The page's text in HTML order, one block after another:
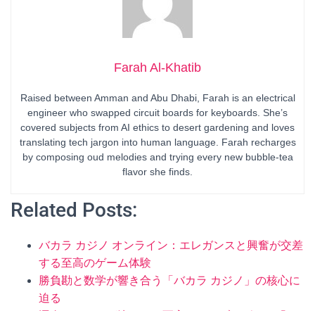
Farah Al-Khatib
Raised between Amman and Abu Dhabi, Farah is an electrical
engineer who swapped circuit boards for keyboards. She’s
covered subjects from AI ethics to desert gardening and loves
translating tech jargon into human language. Farah recharges
by composing oud melodies and trying every new bubble-tea
flavor she finds.
Related Posts:
バカラ カジノ オンライン：エレガンスと興奮が交差
する至高のゲーム体験
勝負勘と数学が響き合う「バカラ カジノ」の核心に
迫る